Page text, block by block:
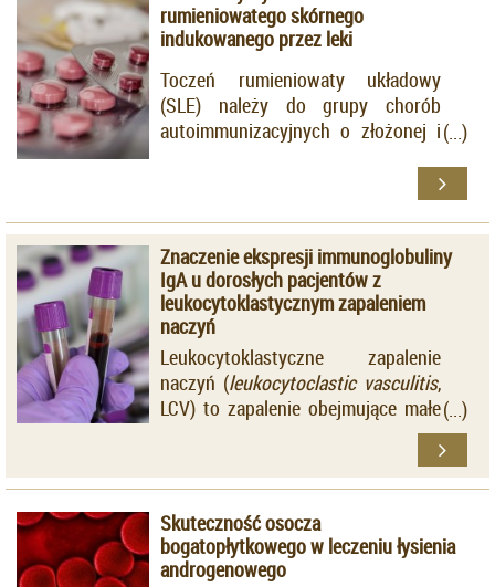
rumieniowatego skórnego
indukowanego przez leki
Toczeń rumieniowaty układowy
(SLE) należy do grupy chorób
autoimmunizacyjnych o złożonej i
przebiegu choroby występują
okresy remisji i zaostrzeń,
występujących pod wpływem m. in.
stresu, infekcji, ekspozycji na UV
oraz leków. Spośród wielu
odrębnych postaci klinicznych
tocznia, podtypem najczęściej
prowokowanym przez leki jest
postać podostra (subacute
cutaneous lupus erythematosus,
Znaczenie ekspresji immunoglobuliny
IgA u dorosłych pacjentów z
leukocytoklastycznym zapaleniem
naczyń
Leukocytoklastyczne zapalenie
naczyń (leukocytoclastic vasculitis,
LCV) to zapalenie obejmujące małe
naczynia, w którego patogenezie
istotną rolę ogrywają zaburzenia
immunologiczne, takie jak
powstawanie kompleksów
immunologicznych. Wyniki
dostępnych badań wskazują, że typ
Skuteczność osocza
bogatopłytkowego w leczeniu łysienia
androgenowego